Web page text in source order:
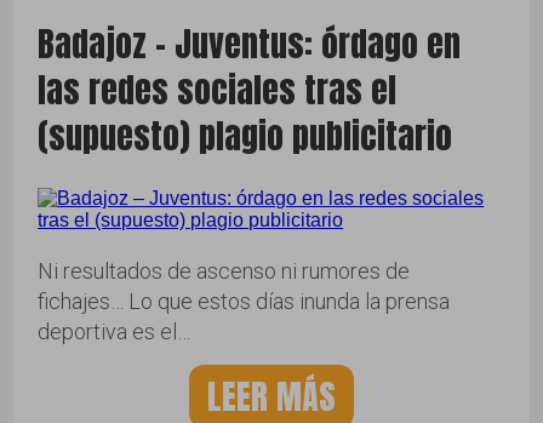
Badajoz – Juventus: órdago en
las redes sociales tras el
(supuesto) plagio publicitario
Ni resultados de ascenso ni rumores de
fichajes… Lo que estos días inunda la prensa
deportiva es el…
LEER MÁS